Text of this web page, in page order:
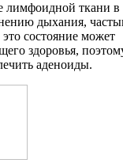
лимфоидной ткани в
дыхания,
состояние может
здоровья,
аденоиды.